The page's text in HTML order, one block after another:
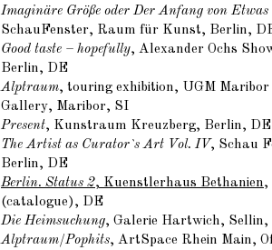
Imaginäre Größe oder Der Anfang von Etwas
SchauFenster, Raum für Kunst, Berlin,
Good taste – hopefully, Alexander Ochs
Berlin, DE
Alptraum, touring exhibition, UGM
Gallery, Maribor, SI
Present, Kunstraum Kreuzberg, Berlin, DE
The Artist as Curator`s Art Vol. IV, Schau
Berlin, DE
Berlin. Status 2, Kuenstlerhaus Bethanien,
(catalogue), DE
Die Heimsuchung, Galerie Hartwich, Sellin,
Alptraum/Pophits, ArtSpace Rhein Main,